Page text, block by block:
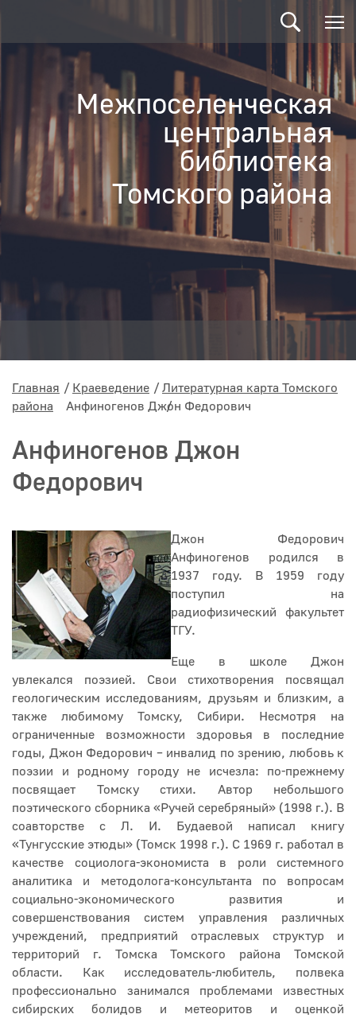
Межпоселенческая
центральная
библиотека
Томского района
Главная Краеведение
Литературная карта Томского
района
Анфиногенов Джон Федорович
Анфиногенов Джон
Федорович
Джон Федорович
Анфиногенов родился в
1937 году. В 1959 году
поступил на
радиофизический факультет
ТГУ.
Еще в школе Джон
увлекался поэзией. Свои стихотворения посвящал
геологическим исследованиям, друзьям и близким, а
также любимому Томску, Сибири. Несмотря на
ограниченные возможности здоровья в последние
годы, Джон Федорович – инвалид по зрению, любовь к
поэзии и родному городу не исчезла: по-прежнему
посвящает Томску стихи. Автор небольшого
поэтического сборника «Ручей серебряный» (1998 г.). В
соавторстве с Л. И. Будаевой написал книгу
«Тунгусские этюды» (Томск 1998 г.). С 1969 г. работал в
качестве социолога-экономиста в роли системного
аналитика и методолога-консультанта по вопросам
социально-экономического развития и
совершенствования систем управления различных
учреждений, предприятий отраслевых структур и
территорий г. Томска Томского района Томской
области. Как исследователь-любитель, полвека
профессионально занимался проблемами известных
сибирских болидов и метеоритов и оценкой